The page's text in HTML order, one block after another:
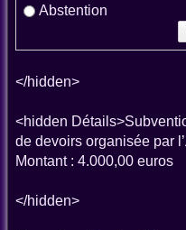
Abstention
</hidden>
<hidden
de devoirs organisée par
Montant : 4.000,00 euros
</hidden>